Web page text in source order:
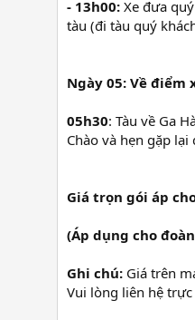
- 13h00: Xe đưa
tàu (đi tàu quý
Ngày 05: Về điểm
05h30: Tàu về Ga
Chào và hẹn gặp lại
Giá trọn gói áp
(Áp dụng cho
Ghi chú: Giá trên
Vui lòng liên hệ